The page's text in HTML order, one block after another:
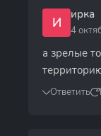
И ирка
4
а зрелые
Ответить